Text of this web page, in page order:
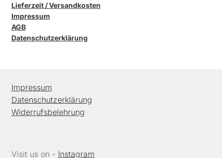
Lieferzeit / Versandkosten
Impressum
AGB
Datenschutzerklärung
Impressum
Datenschutzerklärung
Widerrufsbelehrung
Visit us on - Instagram